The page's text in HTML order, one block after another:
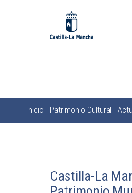
Sobrescribir
Inicio Patrimonio Cultural
Castilla-La